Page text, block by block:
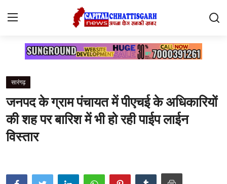
Contact
सारंगढ़
रायगढ़
देश
सारंगढ़
जनपद के ग्राम पंचायत में पीएचई के अधिकारियों
की शह पर बारिश में भी हो रही पाईप लाईन
विस्तार